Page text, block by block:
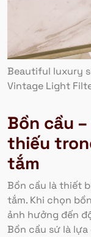
Beautiful luxury
Vintage Light
Bồn cầu
thiếu
tắm
Bồn cầu là thiết
tắm. Khi chọn
ảnh hưởng đến
Bồn cầu sứ là